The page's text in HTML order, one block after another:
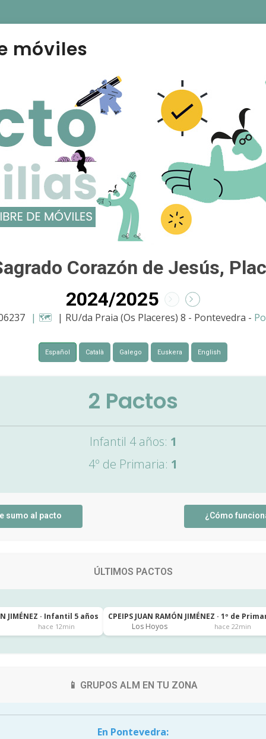
móviles
Corazón de Jesús,
2024/2025
| 🗺️ | RU/da Praia (Os Placeres) 8 - Pontevedra -
Español Català Galego Euskera English
2 Pactos
Infantil 4 años: 1
4º de Primaria: 1
sumo al pacto ¿Cómo
ÚLTIMOS PACTOS
JIMÉNEZ · Infantil 5 años
hace 12min
CPEIPS JUAN RAMÓN JIMÉNEZ · 1º de
Los Hoyos
hace 22min
📱 GRUPOS ALM EN TU ZONA
En Pontevedra: